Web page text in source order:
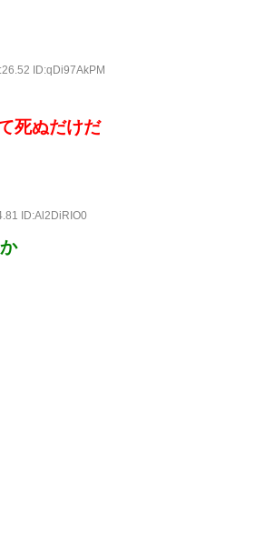
ID:qDi97AkPM
死ぬだけだ
ID:Al2DiRIO0